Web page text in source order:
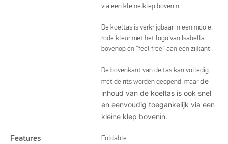
via een kleine klep bovenin.
De koeltas is verkrijgbaar in een mooie,
rode kleur met het logo van Isabella
bovenop en ”feel free” aan een zijkant.
De bovenkant van de tas kan volledig
met de rits worden geopend, maarde
inhoud van de koeltas is ook snel
en eenvoudig toegankelijk via een
kleine klep bovenin.
Features Foldable